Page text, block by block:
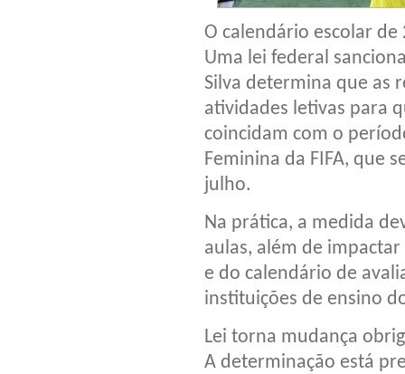
O calendário escolar
Uma lei federal
Silva determina que as
atividades letivas para
coincidam com o
Feminina da FIFA, que
julho.
Na prática, a medida
aulas, além de
e do calendário de
instituições de ensino
Lei torna mudança
A determinação está